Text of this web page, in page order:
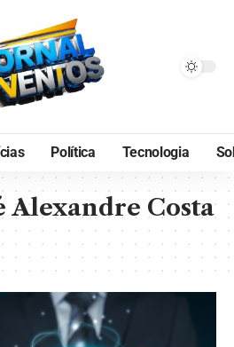
Política Tecnologia
Alexandre Costa